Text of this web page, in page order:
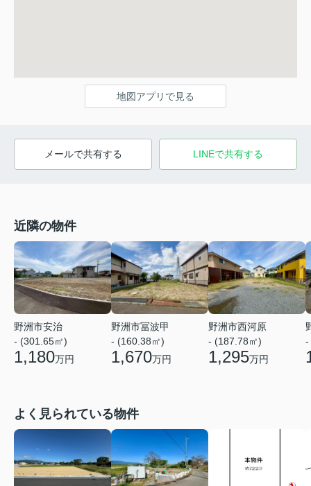
地図アプリで見る
メールで共有する LINEで共有する
近隣の物件
野洲市安治
- (301.65㎡)
1,180万円
野洲市冨波甲
- (160.38㎡)
1,670万円
野洲市西河原
- (187.78㎡)
1,295万円
-
よく見られている物件